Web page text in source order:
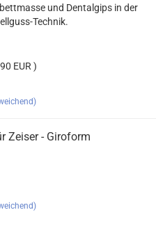
und Dentalgips in der
Technik.
EUR )
Zeiser - Giroform